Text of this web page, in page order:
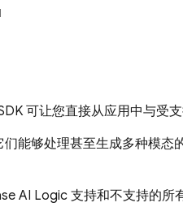
可让您直接从应用中与受
能够处理甚至生成多种模态
AI Logic 支持和不支持的所